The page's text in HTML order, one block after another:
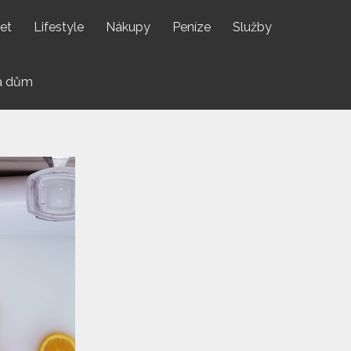
Lifestyle Nákupy Peníze Služby
dům